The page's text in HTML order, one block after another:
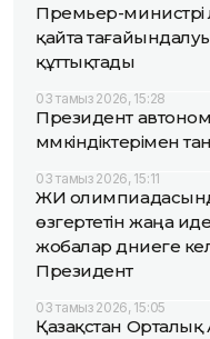
Премьер-
қайта
құттықтады
03 тамыз 2026, 15:28
Президент
мүмкіндіктерімен
03 тамыз 2026, 15:11
ЖИ
өзгертетін жаңа
жобалар дүниеге
Президент
03 тамыз 2026, 15:05
Қазақстан Орталық